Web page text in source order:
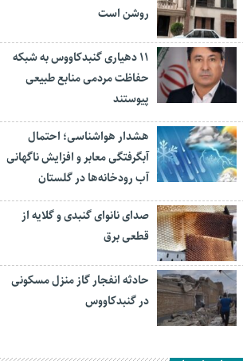
روشن است
۱۱ دهیاری گنبدکاووس به شبکه
حفاظت مردمی منابع طبیعی
پیوستند
هشدار هواشناسی؛ احتمال
آبگرفتگی معابر و افزایش ناگهانی
آب رودخانه‌ها در گلستان
صدای نانوای گنبدی و گلایه از
قطعی برق
حادثه انفجار گاز منزل مسکونی
در گنبدکاووس